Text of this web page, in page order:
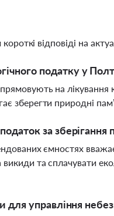
відповіді на
податку у
на лікування
зберегти природні
за зберігання
ємностях
та сплачувати
для управління